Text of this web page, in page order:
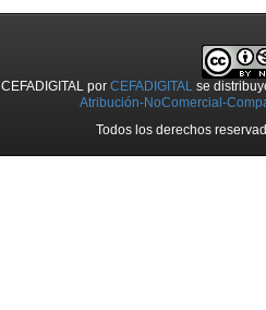
CEFADIGITAL porCEFADIGITAL se
Atribución-NoComercial-
Todos los derechos